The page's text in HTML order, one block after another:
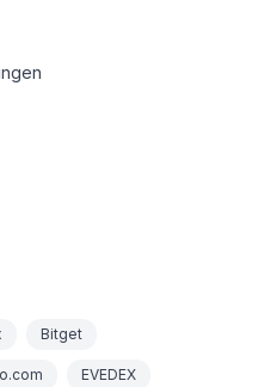
Bitget
EVEDEX